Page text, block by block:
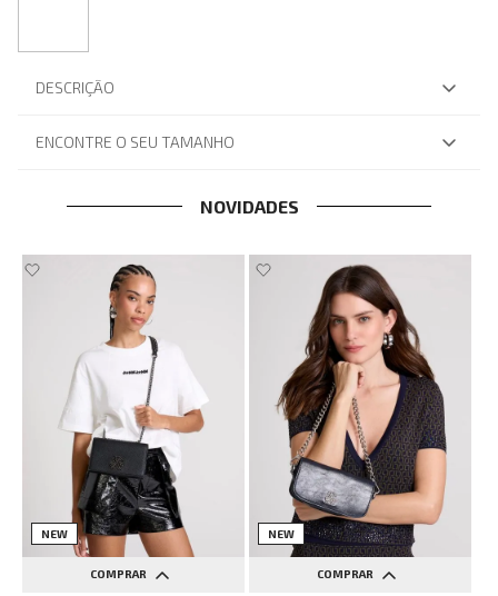
DESCRIÇÃO
ENCONTRE O SEU TAMANHO
NOVIDADES
NEW
COMPRAR
NEW
COMPRAR